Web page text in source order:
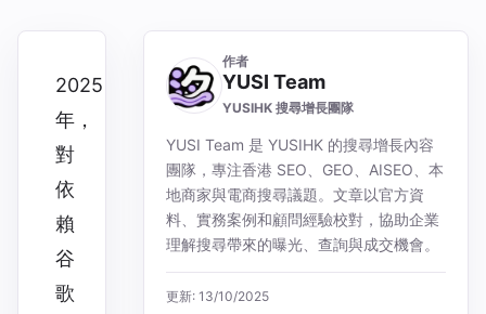
2025
年，
對
依
賴
谷
歌
作者
YUSI Team
YUSIHK 搜尋增長團隊
YUSI Team 是 YUSIHK 的搜尋增長內容
團隊，專注香港 SEO、GEO、AISEO、本
地商家與電商搜尋議題。文章以官方資
料、實務案例和顧問經驗校對，協助企業
理解搜尋帶來的曝光、查詢與成交機會。
更新: 13/10/2025